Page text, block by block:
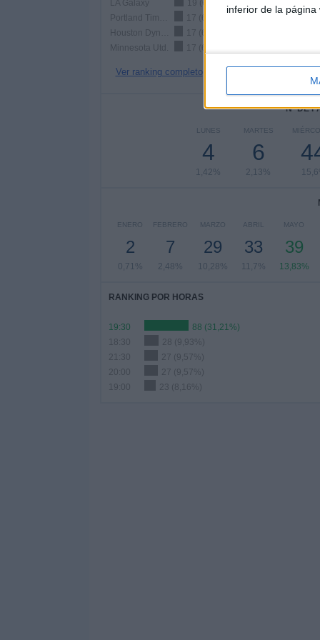
inferior de la página
LA Galaxy
19 (6,74%)
17 (6,03%)
17 (6,03%)
Minnesota Utd.
17 (6,03%)
Ver ranking completo
Nº DE
LUNES
4
1,42%
MARTES
6
2,13%
ENERO
2
0,71%
FEBRERO
7
2,48%
MARZO
29
10,28%
ABRIL
33
11,7%
MAYO
39
13,83%
RANKING POR HORAS
19:30
88 (31,21%)
18:30
28 (9,93%)
21:30
27 (9,57%)
20:00
27 (9,57%)
19:00
23 (8,16%)